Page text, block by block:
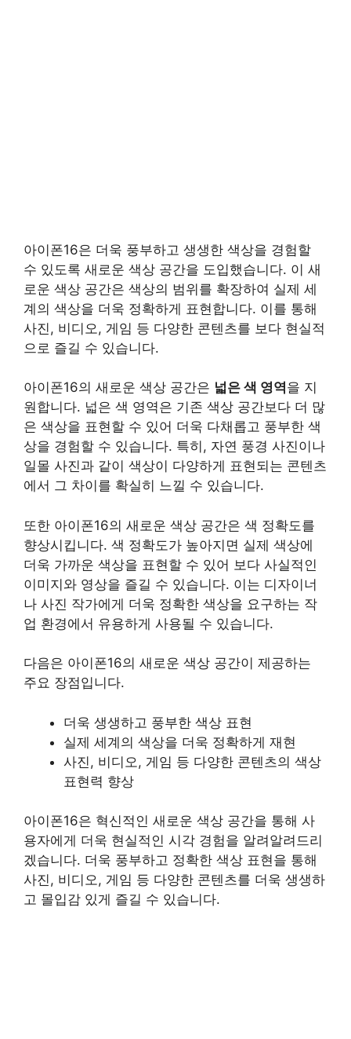
아이폰16은 더욱 풍부하고 생생한 색상을 경험할
수 있도록 새로운 색상 공간을 도입했습니다. 이 새
로운 색상 공간은 색상의 범위를 확장하여 실제 세
계의 색상을 더욱 정확하게 표현합니다. 이를 통해
사진, 비디오, 게임 등 다양한 콘텐츠를 보다 현실적
으로 즐길 수 있습니다.
아이폰16의 새로운 색상 공간은 넓은 색 영역을 지
원합니다. 넓은 색 영역은 기존 색상 공간보다 더 많
은 색상을 표현할 수 있어 더욱 다채롭고 풍부한 색
상을 경험할 수 있습니다. 특히, 자연 풍경 사진이나
일몰 사진과 같이 색상이 다양하게 표현되는 콘텐츠
에서 그 차이를 확실히 느낄 수 있습니다.
또한 아이폰16의 새로운 색상 공간은 색 정확도를
향상시킵니다. 색 정확도가 높아지면 실제 색상에
더욱 가까운 색상을 표현할 수 있어 보다 사실적인
이미지와 영상을 즐길 수 있습니다. 이는 디자이너
나 사진 작가에게 더욱 정확한 색상을 요구하는 작
업 환경에서 유용하게 사용될 수 있습니다.
다음은 아이폰16의 새로운 색상 공간이 제공하는
주요 장점입니다.
더욱 생생하고 풍부한 색상 표현
실제 세계의 색상을 더욱 정확하게 재현
사진, 비디오, 게임 등 다양한 콘텐츠의 색상
표현력 향상
아이폰16은 혁신적인 새로운 색상 공간을 통해 사
용자에게 더욱 현실적인 시각 경험을 알려알려드리
겠습니다. 더욱 풍부하고 정확한 색상 표현을 통해
사진, 비디오, 게임 등 다양한 콘텐츠를 더욱 생생하
고 몰입감 있게 즐길 수 있습니다.